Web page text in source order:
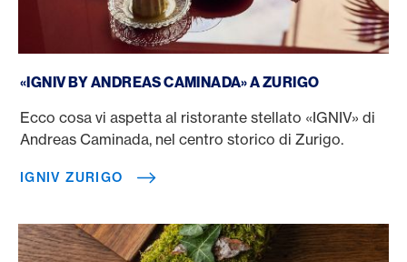
«IGNIV BY ANDREAS CAMINADA» A ZURIGO
Ecco cosa vi aspetta al ristorante stellato «IGNIV» di
Andreas Caminada, nel centro storico di Zurigo.
IGNIV ZURIGO